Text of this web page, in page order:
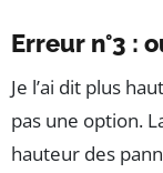
Erreur n°3 :
Je l’ai dit plus
pas une option.
hauteur des